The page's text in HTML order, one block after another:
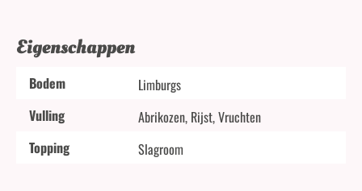
Eigenschappen
Bodem
Limburgs
Vulling
Abrikozen, Rijst, Vruchten
Topping
Slagroom